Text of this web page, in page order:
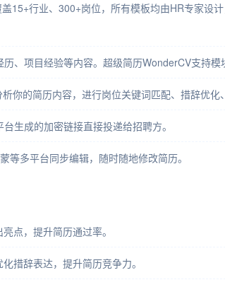
15+行业、300+岗位，所有模板均由HR专家设
、项目经验等内容。超级简历WonderCV支持模
你的简历内容，进行岗位关键词匹配、措辞优化
生成的加密链接直接投递给招聘方。
等多平台同步编辑，随时随地修改简历。
点，提升简历通过率。
措辞表达，提升简历竞争力。